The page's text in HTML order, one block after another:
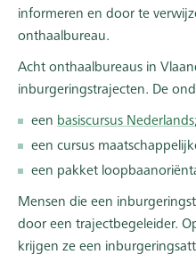
informeren en door te
onthaalbureau.
Acht onthaalbureaus in
inburgeringstrajecten. De
een basiscursus Nederlands;
een cursus
een pakket
Mensen die een
door een trajectbegeleider.
krijgen ze een